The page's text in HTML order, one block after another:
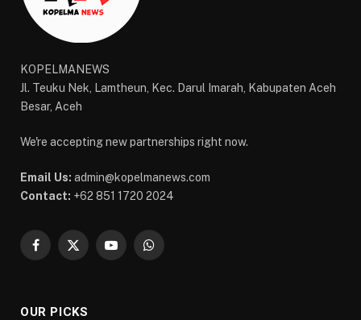
KOPELMANEWS
Jl. Teuku Nek, Lamtheun, Kec. Darul Imarah, Kabupaten Aceh
Besar, Aceh
We're accepting new partnerships right now.
Email Us: admin@kopelmanews.com
Contact: +62 851 1720 2024
Facebook
X
YouTubeWhatsApp
OUR PICKS